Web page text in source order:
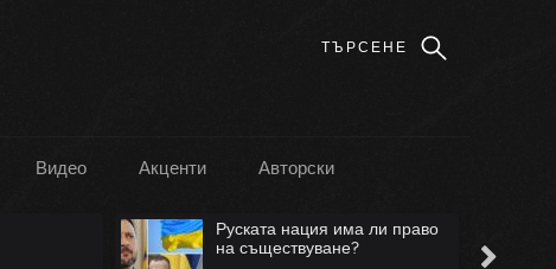
Видео Акценти Авторски
Руската нация има ли право
на съществуване?
Лъжа е, че ще са